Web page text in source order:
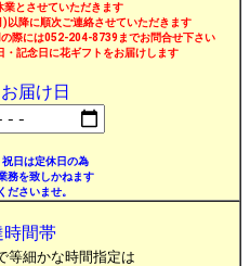
とさせていただきます
降に順次ご連絡させていただきます
際には052-204-8739までお問合せ下さい
記念日に花ギフトをお届けします
届け日
祝日は定休日の為
務を致しかねます
ださいませ。
間帯
等細かな時間指定は